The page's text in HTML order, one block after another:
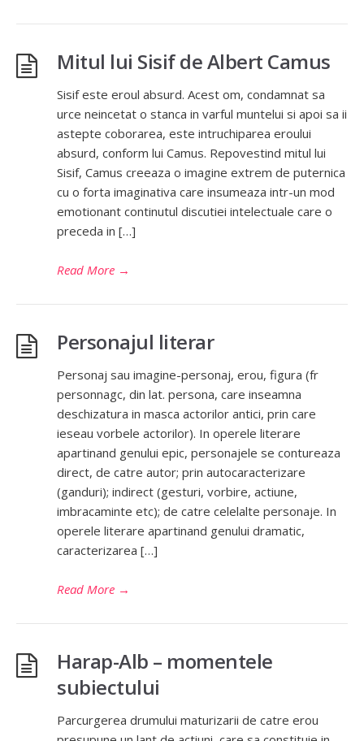
Mitul lui Sisif de Albert Camus
Sisif este eroul absurd. Acest om, condamnat sa
urce neincetat o stanca in varful muntelui si apoi sa ii
astepte coborarea, este intruchiparea eroului
absurd, conform lui Camus. Repovestind mitul lui
Sisif, Camus creeaza o imagine extrem de puternica
cu o forta imaginativa care insumeaza intr-un mod
emotionant continutul discutiei intelectuale care o
preceda in […]
Read More →
Personajul literar
Personaj sau imagine-personaj, erou, figura (fr
personnagc, din lat. persona, care inseamna
deschizatura in masca actorilor antici, prin care
ieseau vorbele actorilor). In operele literare
apartinand genului epic, personajele se contureaza
direct, de catre autor; prin autocaracterizare
(ganduri); indirect (gesturi, vorbire, actiune,
imbracaminte etc); de catre celelalte personaje. In
operele literare apartinand genului dramatic,
caracterizarea […]
Read More →
Harap-Alb – momentele
subiectului
Parcurgerea drumului maturizarii de catre erou